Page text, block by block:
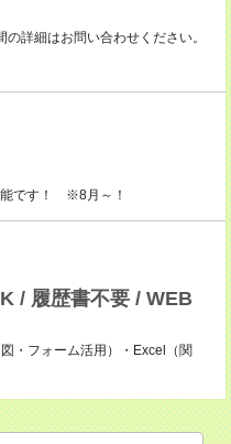
細はお問い合わせください。
です！ ※8月～！
/ 履歴書不要 / WEB
・フォーム活用）・Excel（関